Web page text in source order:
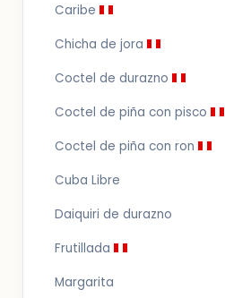
Caribe
Chicha de jora
Coctel de durazno
Coctel de piña con pisco
Coctel de piña con ron
Cuba Libre
Daiquiri de durazno
Frutillada
Margarita